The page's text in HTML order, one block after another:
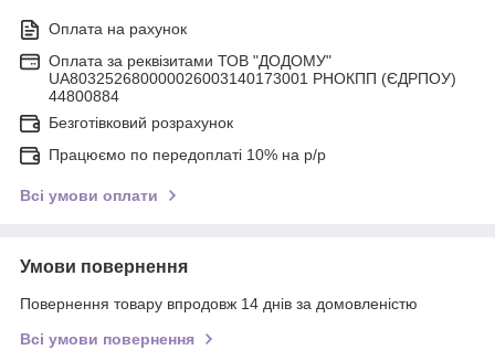
Оплата на рахунок
Оплата за реквізитами ТОВ "ДОДОМУ"
UA803252680000026003140173001 РНОКПП (ЄДРПОУ)
44800884
Безготівковий розрахунок
Працюємо по передоплаті 10% на р/р
Всі умови оплати
Умови повернення
Повернення товару впродовж 14 днів за домовленістю
Всі умови повернення